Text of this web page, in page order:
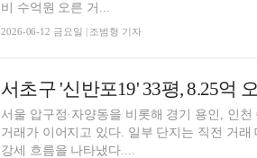
비 수억원 오른 거...
2026-06-12 금요일 | 조범형 기자
서초구 '신반포19' 33평, 8.25억
서울 압구정·자양동을 비롯해 경기 용인, 인
거래가 이어지고 있다. 일부 단지는 직전 거
강세 흐름을 나타냈다....